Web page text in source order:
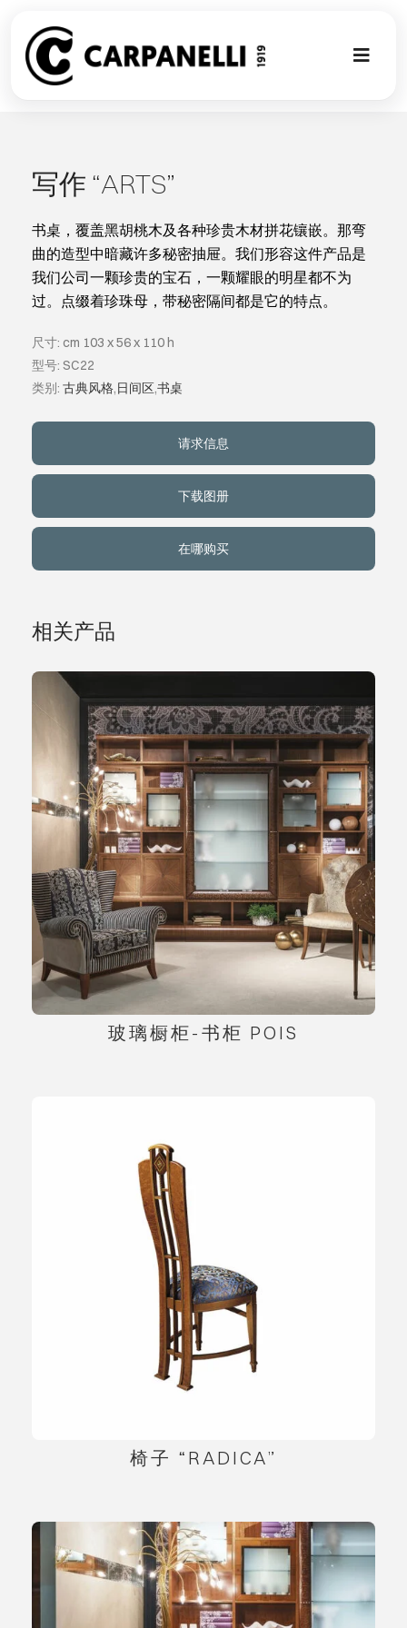
content
Toggle
现代风格
古典风格
关于我们
联系方式
写作 “ARTS”
书桌，覆盖黑胡桃木及各种珍贵木材拼花镶嵌。那弯
曲的造型中暗藏许多秘密抽屉。我们形容这件产品是
我们公司一颗珍贵的宝石，一颗耀眼的明星都不为
过。点缀着珍珠母，带秘密隔间都是它的特点。
尺寸: cm 103 x 56 x 110 h
型号: SC22
类别: 古典风格,日间区,书桌
请求信息
下载图册
在哪购买
相关产品
玻璃橱柜-书柜 POIS
椅子 “RADICA”